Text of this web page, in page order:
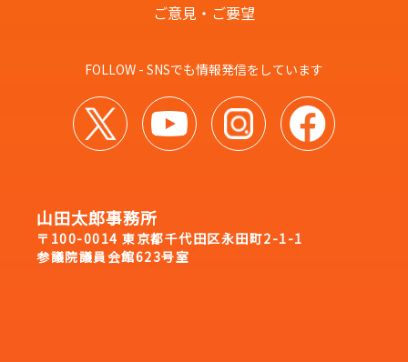
ご意見・ご要望
FOLLOW - SNSでも情報発信をしています
山田太郎事務所
〒100-0014 東京都千代田区永田町2-1-1
参議院議員会館623号室